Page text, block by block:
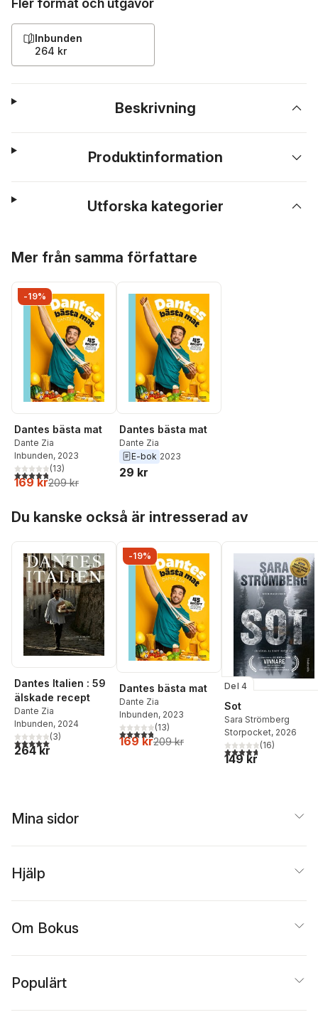
Fler format och utgåvor
Inbunden
264 kr
Beskrivning
Produktinformation
Utforska kategorier
Mer från samma författare
-19%
Dantes bästa mat
Dante Zia
Inbunden, 2023
4,8utav 5 stjärnor. Totalt antal röster:
(13)
169 kr209 kr
Dantes bästa mat
Dante Zia
E-bok 2023
29 kr
Du kanske också är intresserad av
Dantes Italien : 59
älskade recept
Dante Zia
Inbunden, 2024
5,0utav 5 stjärnor. Totalt antal röster:
(3)
264 kr
-19%
Dantes bästa mat
Dante Zia
Inbunden, 2023
4,8utav 5 stjärnor. Totalt antal röster:
(13)
169 kr209 kr
Del 4
Sot
Sara Strömberg
Storpocket, 2026
4,7utav 5 stjärnor.
(16)
149 kr
Mina sidor
Hjälp
Om Bokus
Populärt